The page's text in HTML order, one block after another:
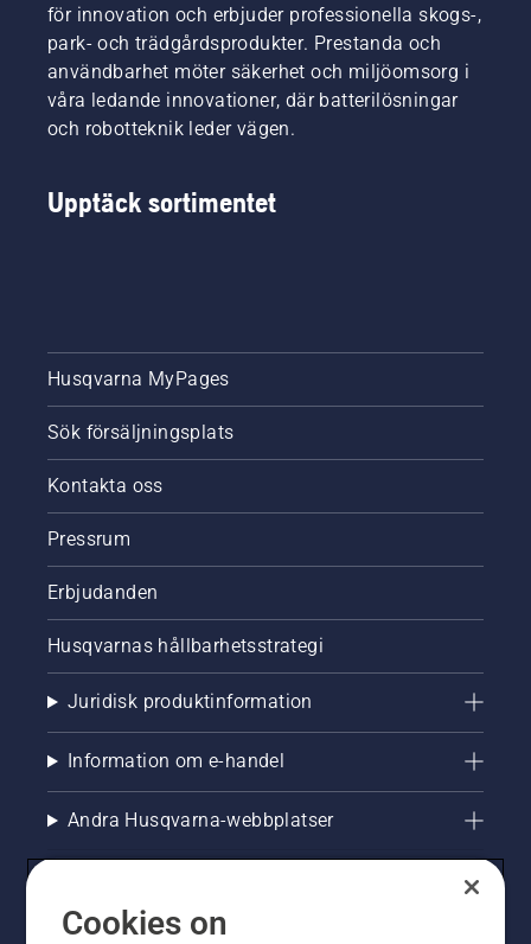
för innovation och erbjuder professionella skogs-,
park- och trädgårdsprodukter. Prestanda och
användbarhet möter säkerhet och miljöomsorg i
våra ledande innovationer, där batterilösningar
och robotteknik leder vägen.
Upptäck sortimentet
Husqvarna MyPages
Sök försäljningsplats
Kontakta oss
Pressrum
Erbjudanden
Husqvarnas hållbarhetsstrategi
Juridisk produktinformation
Information om e-handel
Andra Husqvarna-webbplatser
Cookies on